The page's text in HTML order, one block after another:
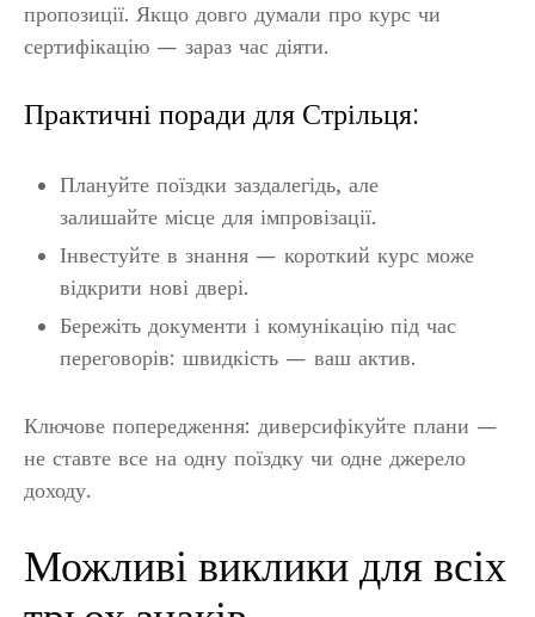
пропозиції. Якщо довго думали про курс чи
сертифікацію — зараз час діяти.
Практичні поради для Стрільця:
Плануйте поїздки заздалегідь, але
залишайте місце для імпровізації.
Інвестуйте в знання — короткий курс може
відкрити нові двері.
Бережіть документи і комунікацію під час
переговорів: швидкість — ваш актив.
Ключове попередження: диверсифікуйте плани —
не ставте все на одну поїздку чи одне джерело
доходу.
Можливі виклики для всіх